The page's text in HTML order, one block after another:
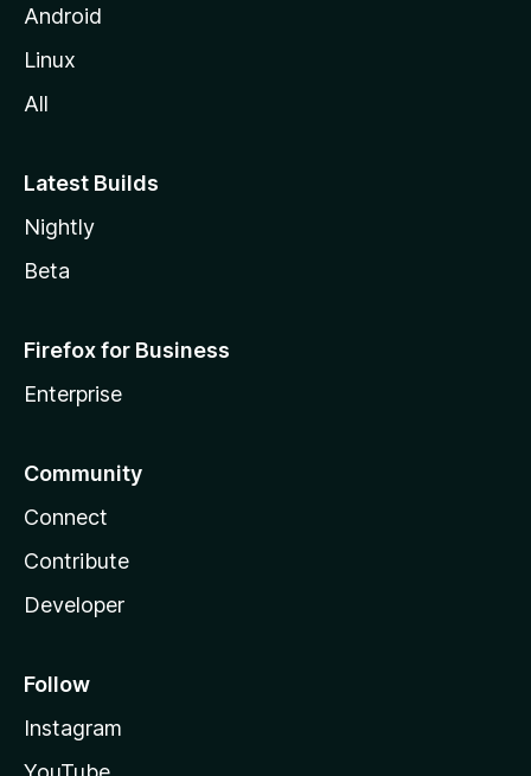
Android
Linux
All
Latest Builds
Nightly
Beta
Firefox for Business
Enterprise
Community
Connect
Contribute
Developer
Follow
Instagram